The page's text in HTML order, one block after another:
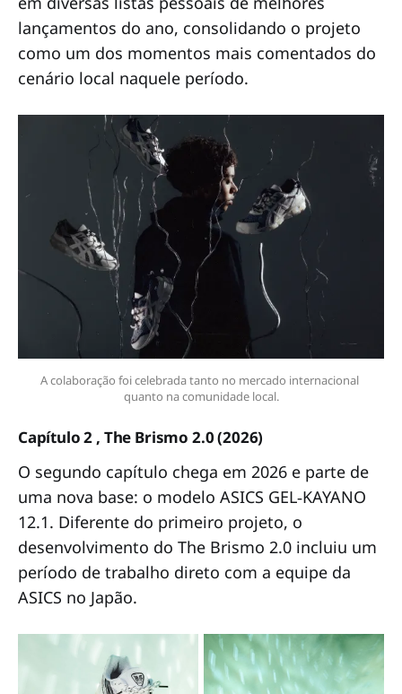
lançamentos do ano, consolidando o projeto
como um dos momentos mais comentados do
cenário local naquele período.
A colaboração foi celebrada tanto no mercado internacional
quanto na comunidade local.
Capítulo 2 , The Brismo 2.0 (2026)
O segundo capítulo chega em 2026 e parte de
uma nova base: o modelo ASICS GEL‑KAYANO
12.1. Diferente do primeiro projeto, o
desenvolvimento do The Brismo 2.0 incluiu um
período de trabalho direto com a equipe da
ASICS no Japão.